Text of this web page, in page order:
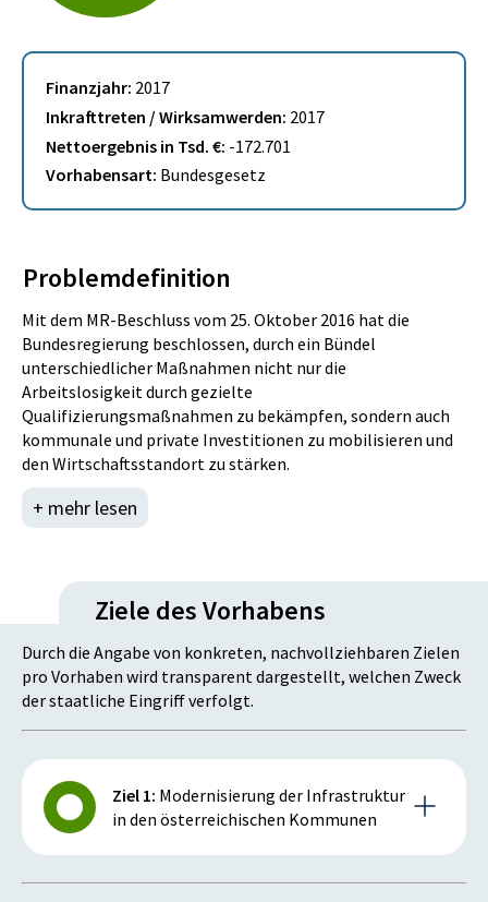
Finanzjahr: 2017
Inkrafttreten / Wirksamwerden: 2017
Nettoergebnis in Tsd. €: -172.701
Vorhabensart: Bundesgesetz
Problemdefinition
Mit dem MR-Beschluss vom 25. Oktober 2016 hat die
Bundesregierung beschlossen, durch ein Bündel
unterschiedlicher Maßnahmen nicht nur die
Arbeitslosigkeit durch gezielte
Qualifizierungsmaßnahmen zu bekämpfen, sondern auch
kommunale und private Investitionen zu mobilisieren und
den Wirtschaftsstandort zu stärken.
Im kommunalen Bereich werden durch ein kommunales
Investitionsprogramm zusätzliche Investitionen der
in ganz Österreich gefördert. Dieses Investitionsprogramm
zielt auch darauf ab, den Arbeitsmarkt besonders im
+ mehr lesen
Ziele des Vorhabens
Durch die Angabe von konkreten, nachvollziehbaren Zielen
pro Vorhaben wird transparent dargestellt, welchen Zweck
der staatliche Eingriff verfolgt.
Ziel 1: Modernisierung der Infrastruktur
in den österreichischen Kommunen
Beschreibung des Ziels